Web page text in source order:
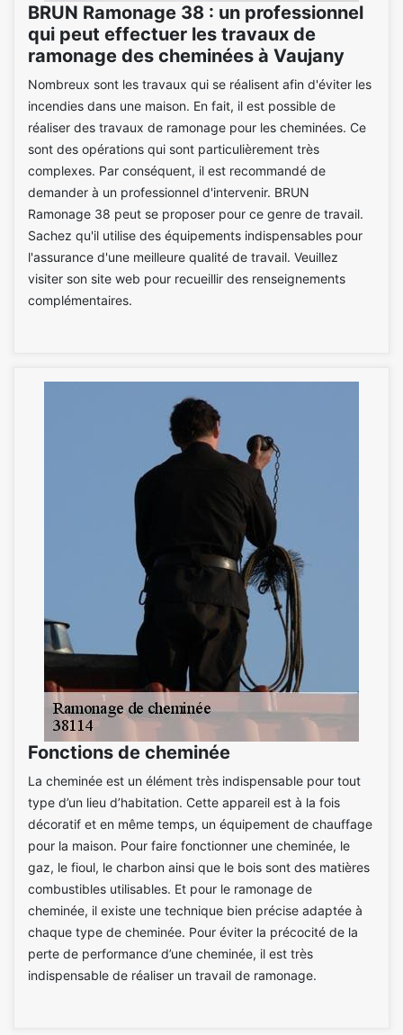
BRUN Ramonage 38 : un professionnel
qui peut effectuer les travaux de
ramonage des cheminées à Vaujany
Nombreux sont les travaux qui se réalisent afin d'éviter les
incendies dans une maison. En fait, il est possible de
réaliser des travaux de ramonage pour les cheminées. Ce
sont des opérations qui sont particulièrement très
complexes. Par conséquent, il est recommandé de
demander à un professionnel d'intervenir. BRUN
Ramonage 38 peut se proposer pour ce genre de travail.
Sachez qu'il utilise des équipements indispensables pour
l'assurance d'une meilleure qualité de travail. Veuillez
visiter son site web pour recueillir des renseignements
complémentaires.
Fonctions de cheminée
La cheminée est un élément très indispensable pour tout
type d’un lieu d’habitation. Cette appareil est à la fois
décoratif et en même temps, un équipement de chauffage
pour la maison. Pour faire fonctionner une cheminée, le
gaz, le fioul, le charbon ainsi que le bois sont des matières
combustibles utilisables. Et pour le ramonage de
cheminée, il existe une technique bien précise adaptée à
chaque type de cheminée. Pour éviter la précocité de la
perte de performance d’une cheminée, il est très
indispensable de réaliser un travail de ramonage.